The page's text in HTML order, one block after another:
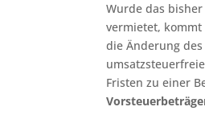
Wurde das
vermietet, kommt
die Änderung
Fristen zu einer